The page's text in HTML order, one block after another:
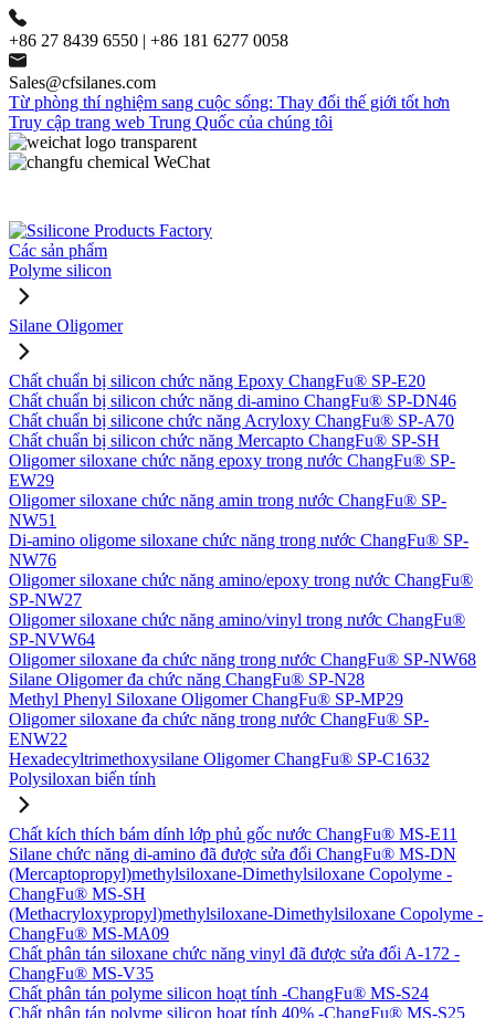
+86 27 8439 6550 | +86 181 6277 0058
Sales@cfsilanes.com
Từ phòng thí nghiệm sang cuộc sống: Thay đổi thế giới tốt hơn
Truy cập trang web Trung Quốc của chúng tôi
Các sản phẩm
Polyme silicon
Silane Oligomer
Chất chuẩn bị silicon chức năng Epoxy ChangFu® SP-E20
Chất chuẩn bị silicon chức năng di-amino ChangFu® SP-DN46
Chất chuẩn bị silicone chức năng Acryloxy ChangFu® SP-A70
Chất chuẩn bị silicon chức năng Mercapto ChangFu® SP-SH
Oligomer siloxane chức năng epoxy trong nước ChangFu® SP-
EW29
Oligomer siloxane chức năng amin trong nước ChangFu® SP-
NW51
Di-amino oligome siloxane chức năng trong nước ChangFu® SP-
NW76
Oligomer siloxane chức năng amino/epoxy trong nước ChangFu®
SP-NW27
Oligomer siloxane chức năng amino/vinyl trong nước ChangFu®
SP-NVW64
Oligomer siloxane đa chức năng trong nước ChangFu® SP-NW68
Silane Oligomer đa chức năng ChangFu® SP-N28
Methyl Phenyl Siloxane Oligomer ChangFu® SP-MP29
Oligomer siloxane đa chức năng trong nước ChangFu® SP-
ENW22
Hexadecyltrimethoxysilane Oligomer ChangFu® SP-C1632
Polysiloxan biến tính
Chất kích thích bám dính lớp phủ gốc nước ChangFu® MS-E11
Silane chức năng di-amino đã được sửa đổi ChangFu® MS-DN
(Mercaptopropyl)methylsiloxane-Dimethylsiloxane Copolyme -
ChangFu® MS-SH
(Methacryloxypropyl)methylsiloxane-Dimethylsiloxane Copolyme -
ChangFu® MS-MA09
Chất phân tán siloxane chức năng vinyl đã được sửa đổi A-172 -
ChangFu® MS-V35
Chất phân tán polyme silicon hoạt tính -ChangFu® MS-S24
Chất phân tán polyme silicon hoạt tính 40% -ChangFu® MS-S25